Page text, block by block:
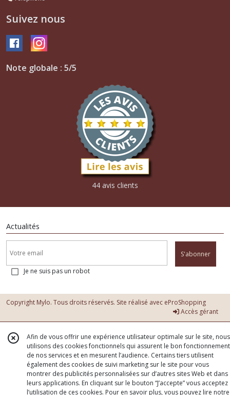
Suivez nous
Note globale : 5/5
44 avis clients
Actualités
S'abonner
Je ne suis pas un robot
Copyright Mylo. Tous droits réservés. Site réalisé avec eProShopping
Accès gérant
Afin de vous offrir une expérience utilisateur optimale sur le site, nous
utilisons des cookies fonctionnels qui assurent le bon fonctionnement
de nos services et en mesurent l’audience. Certains tiers utilisent
également des cookies de suivi marketing sur le site pour vous
montrer des publicités personnalisées sur d’autres sites Web et dans
leurs applications. En cliquant sur le bouton “J’accepte” vous acceptez
l’utilisation de ces cookies. Pour en savoir plus, vous pouvez lire notre